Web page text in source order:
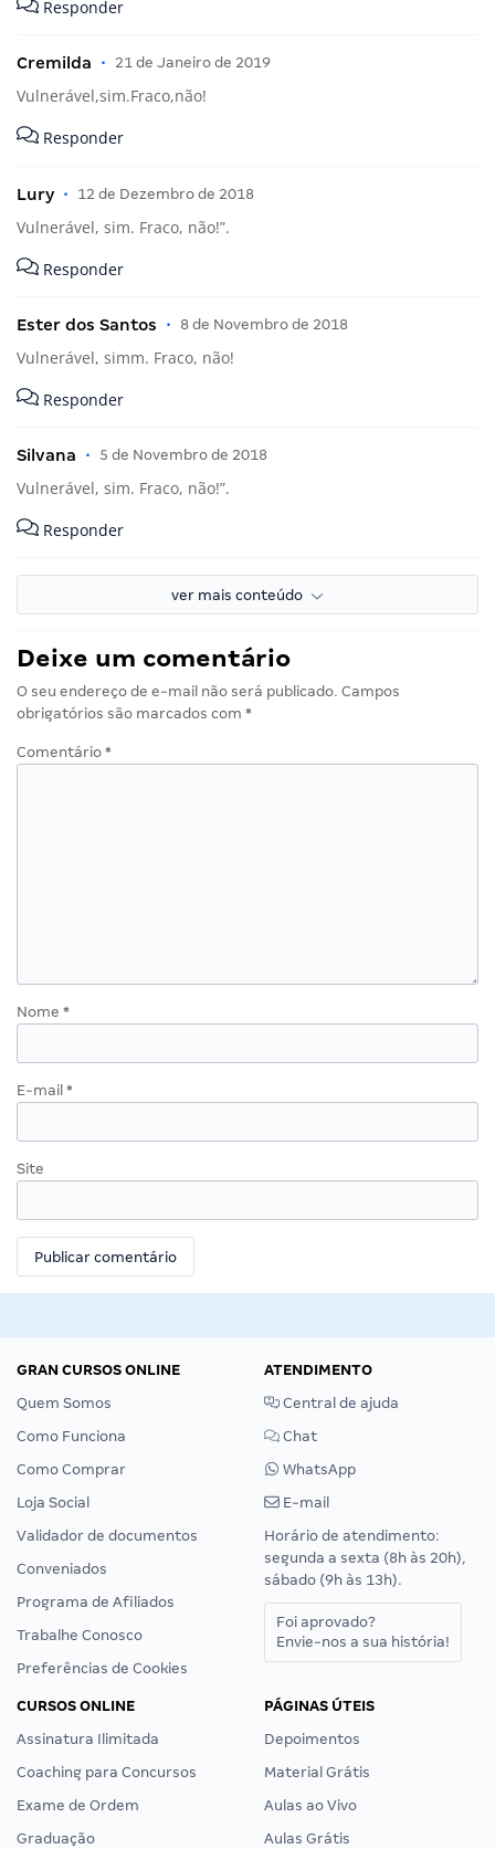
Responder
Cremilda • 21 de Janeiro de 2019
Vulnerável,sim.Fraco,não!
Responder
Lury • 12 de Dezembro de 2018
Vulnerável, sim. Fraco, não!”.
Responder
Ester dos Santos • 8 de Novembro de 2018
Vulnerável, simm. Fraco, não!
Responder
Silvana • 5 de Novembro de 2018
Vulnerável, sim. Fraco, não!”.
Responder
ver mais conteúdo
Deixe um comentário
O seu endereço de e-mail não será publicado. Campos
obrigatórios são marcados com *
Comentário *
Nome *
E-mail *
Site
GRAN CURSOS ONLINE
Quem Somos
Como Funciona
Como Comprar
Loja Social
Validador de documentos
Conveniados
Programa de Afiliados
Trabalhe Conosco
Preferências de Cookies
ATENDIMENTO
Central de ajuda
Chat
WhatsApp
E-mail
Horário de atendimento:
segunda a sexta (8h às 20h),
sábado (9h às 13h).
Foi aprovado?
Envie-nos a sua história!
CURSOS ONLINE
Assinatura Ilimitada
Coaching para Concursos
Exame de Ordem
Graduação
PÁGINAS ÚTEIS
Depoimentos
Material Grátis
Aulas ao Vivo
Aulas Grátis